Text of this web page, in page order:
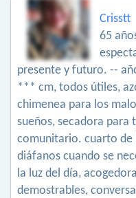
Crisstt
65
presente y futuro. --
*** cm, todos útiles,
chimenea para los
sueños, secadora para
comunitario. cuarto de
diáfanos cuando se
la luz del día,
demostrables,